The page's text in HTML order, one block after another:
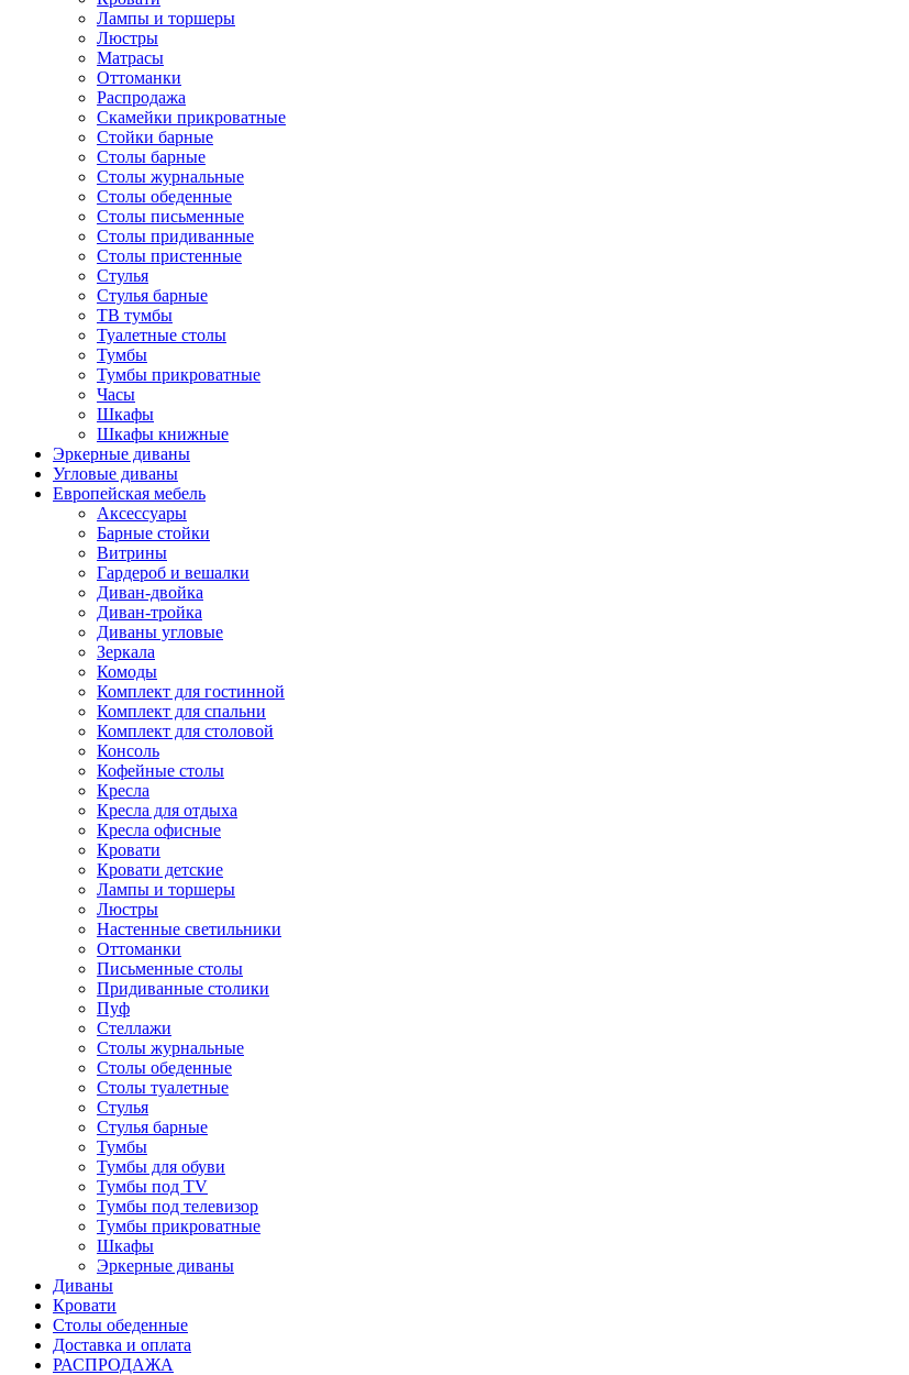
Лампы и торшеры
Люстры
Матрасы
Оттоманки
Распродажа
Скамейки прикроватные
Стойки барные
Столы барные
Столы журнальные
Столы обеденные
Столы письменные
Столы придиванные
Столы пристенные
Стулья
Стулья барные
ТВ тумбы
Туалетные столы
Тумбы
Тумбы прикроватные
Часы
Шкафы
Шкафы книжные
Эркерные диваны
Угловые диваны
Европейская мебель
Аксессуары
Барные стойки
Витрины
Гардероб и вешалки
Диван-двойка
Диван-тройка
Диваны угловые
Зеркала
Комоды
Комплект для гостинной
Комплект для спальни
Комплект для столовой
Консоль
Кофейные столы
Кресла
Кресла для отдыха
Кресла офисные
Кровати
Кровати детские
Лампы и торшеры
Люстры
Настенные светильники
Оттоманки
Письменные столы
Придиванные столики
Пуф
Стеллажи
Столы журнальные
Столы обеденные
Столы туалетные
Стулья
Стулья барные
Тумбы
Тумбы для обуви
Тумбы под TV
Тумбы под телевизор
Тумбы прикроватные
Шкафы
Эркерные диваны
Диваны
Кровати
Столы обеденные
Доставка и оплата
РАСПРОДАЖА